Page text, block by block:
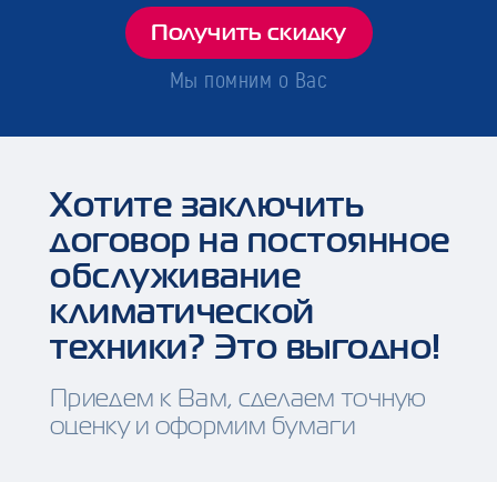
Мы помним о Вас
Получить скидку
Хотите заключить
договор на постоянное
обслуживание
климатической
техники? Это выгодно!
Приедем к Вам, сделаем точную
оценку и оформим бумаги